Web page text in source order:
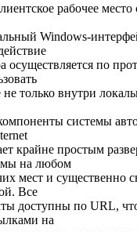
рабочее
Windows-
осуществляется по
не только внутри
системы
крайне простым
на любом
мест и существенно
Все
доступны по URL,
на